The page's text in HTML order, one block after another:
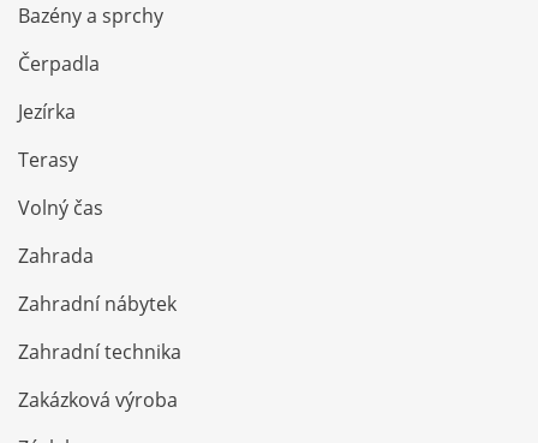
Bazény a sprchy
Čerpadla
Jezírka
Terasy
Volný čas
Zahrada
Zahradní nábytek
Zahradní technika
Zakázková výroba